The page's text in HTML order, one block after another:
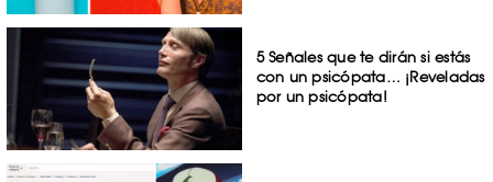
5 Señales que te dirán si estás
con un psicópata… ¡Reveladas
por un psicópata!